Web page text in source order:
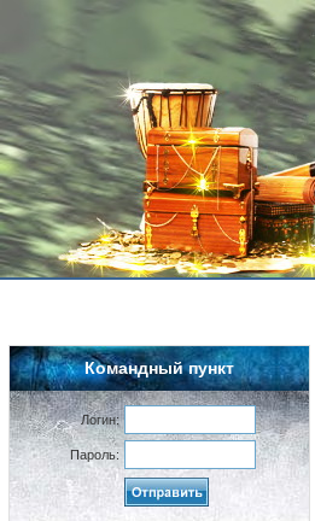
Командный пункт
Логин:
Пароль: